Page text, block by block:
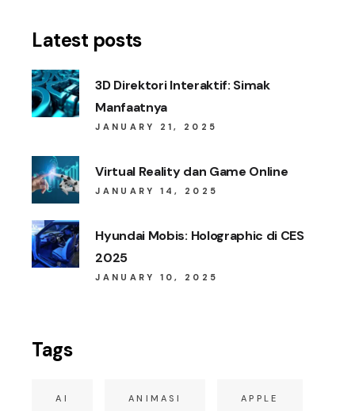
Latest posts
3D Direktori Interaktif: Simak
Manfaatnya
JANUARY 21, 2025
Virtual Reality dan Game Online
JANUARY 14, 2025
Hyundai Mobis: Holographic di CES
2025
JANUARY 10, 2025
Tags
AI ANIMASI APPLE